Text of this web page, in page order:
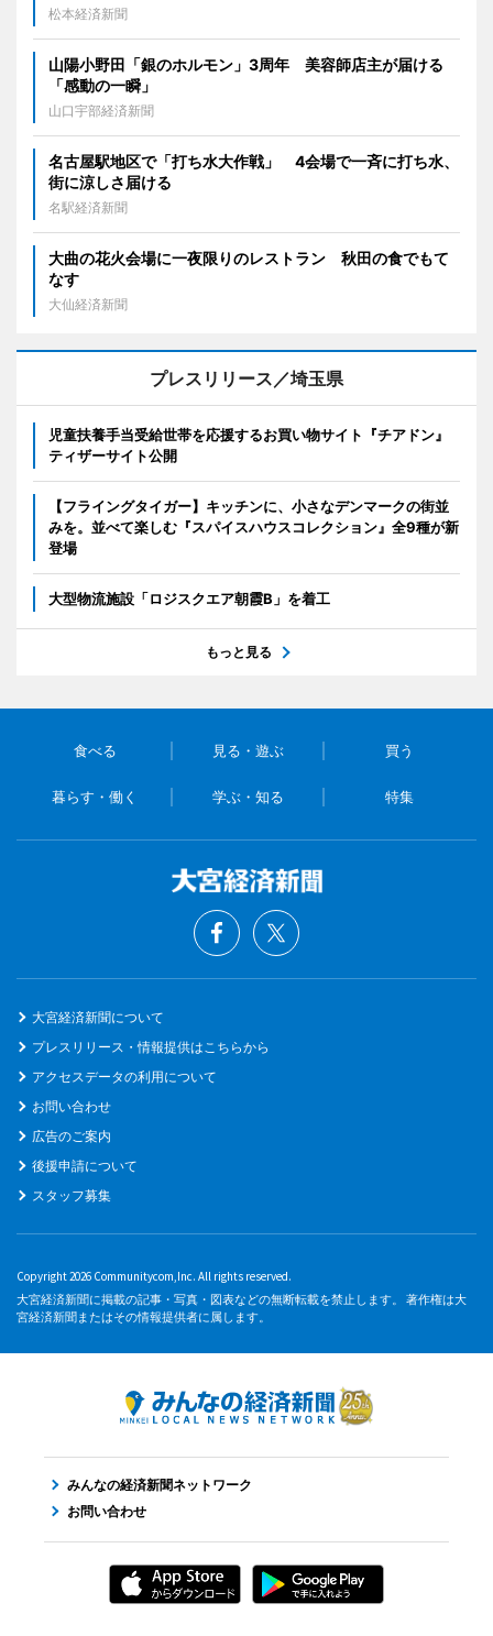
松本経済新聞
山陽小野田「銀のホルモン」3周年 美容師店主が届ける
「感動の一瞬」
山口宇部経済新聞
名古屋駅地区で「打ち水大作戦」 4会場で一斉に打ち水、
街に涼しさ届ける
名駅経済新聞
大曲の花火会場に一夜限りのレストラン 秋田の食でもて
なす
大仙経済新聞
プレスリリース／埼玉県
児童扶養手当受給世帯を応援するお買い物サイト『チアドン』
ティザーサイト公開
【フライングタイガー】キッチンに、小さなデンマークの街並
みを。並べて楽しむ『スパイスハウスコレクション』全9種が新
登場
大型物流施設「ロジスクエア朝霞B」を着工
もっと見る
食べる 見る・遊ぶ 買う
暮らす・働く 学ぶ・知る 特集
大宮経済新聞について
プレスリリース・情報提供はこちらから
アクセスデータの利用について
お問い合わせ
広告のご案内
後援申請について
スタッフ募集
Copyright 2026 Communitycom,Inc. All rights reserved.
大宮経済新聞に掲載の記事・写真・図表などの無断転載を禁止します。 著作権は大
宮経済新聞またはその情報提供者に属します。
みんなの経済新聞ネットワーク
お問い合わせ